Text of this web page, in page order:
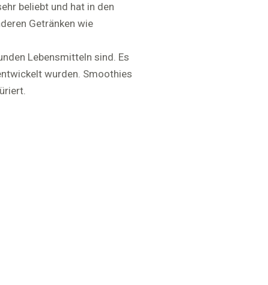
beliebt und hat in den
Getränken wie
Lebensmitteln sind. Es
wurden. Smoothies